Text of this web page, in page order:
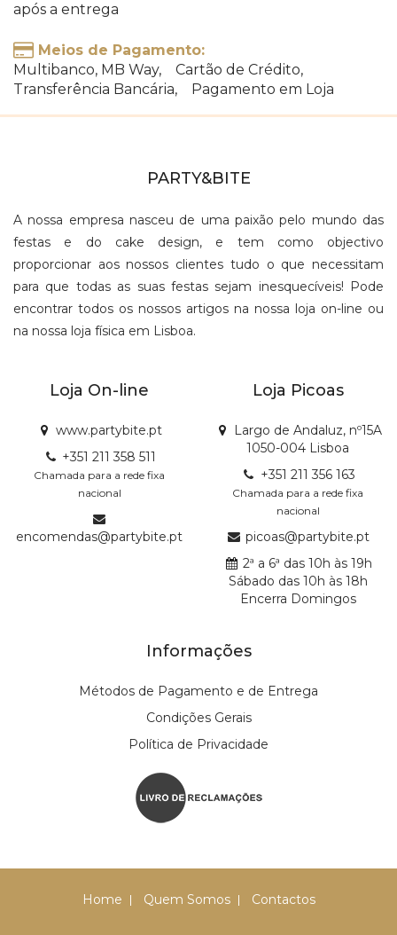
após a entrega
Meios de Pagamento:
Multibanco, MB Way, Cartão de Crédito,
Transferência Bancária, Pagamento em Loja
PARTY&BITE
A nossa empresa nasceu de uma paixão pelo mundo das
festas e do cake design, e tem como objectivo
proporcionar aos nossos clientes tudo o que necessitam
para que todas as suas festas sejam inesquecíveis! Pode
encontrar todos os nossos artigos na nossa loja on-line ou
na nossa loja física em Lisboa.
Loja On-line
www.partybite.pt
+351 211 358 511
Chamada para a rede fixa
nacional
encomendas@partybite.pt
Loja Picoas
Largo de Andaluz, nº15A
1050-004 Lisboa
+351 211 356 163
Chamada para a rede fixa
nacional
picoas@partybite.pt
2ª a 6ª das 10h às 19h
Sábado das 10h às 18h
Encerra Domingos
Informações
Métodos de Pagamento e de Entrega
Condições Gerais
Política de Privacidade
Home Quem Somos Contactos